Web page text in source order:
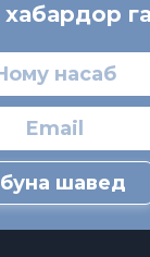
хабардор
шавед